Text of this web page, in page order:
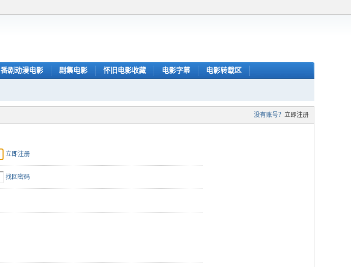
番剧动漫电影 剧集电影 怀旧电影收藏 电影字幕 电影转载区
没有账号？ 立即注册
立即注册
找回密码